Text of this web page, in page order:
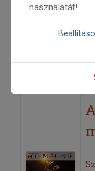
használatát!